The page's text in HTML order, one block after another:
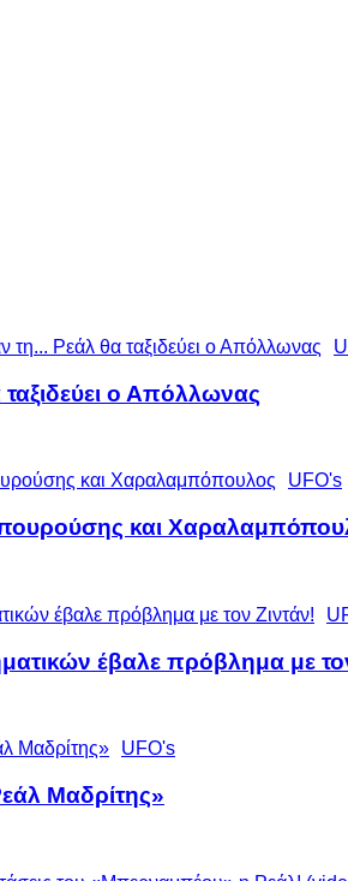
ο Απόλλωνας
UFO's
και
έβαλε πρόβλημα με
UFO's
Μαδρίτης»